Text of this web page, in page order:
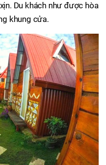
Du khách như được hòa
khung cửa.